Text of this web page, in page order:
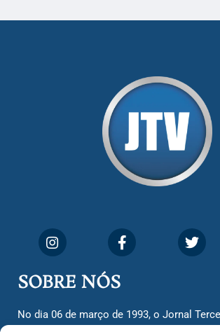
SOBRE NÓS
No dia 06 de março de 1993, o Jornal